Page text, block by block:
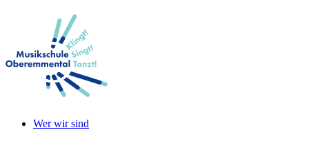
Wer wir sind